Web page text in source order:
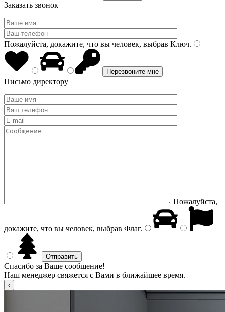
Заказать звонок
Пожалуйста, докажите, что вы человек, выбрав Ключ.
Письмо директору
Пожалуйста,
докажите, что вы человек, выбрав Флаг.
Спасибо за Ваше сообщение!
Наш менеджер свяжется с Вами в ближайшее время.